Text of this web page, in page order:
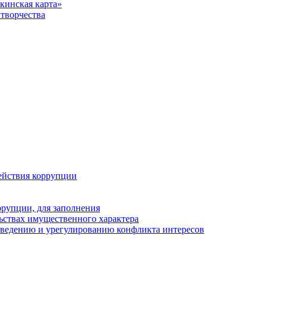
карта»
коррупции
для заполнения
имущественного характера
и урегулированию конфликта интересов